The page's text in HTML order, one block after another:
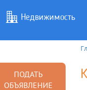
Недвижимость
Услуги
ПОДАТЬ
ОБЪЯВЛЕНИЕ